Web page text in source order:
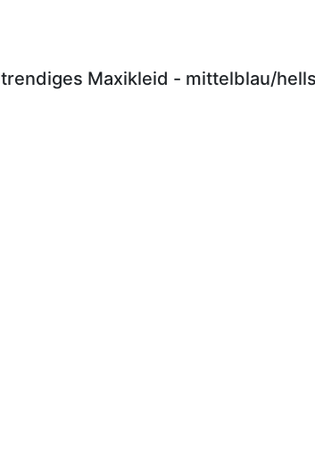
trendiges Maxikleid - mittelblau/